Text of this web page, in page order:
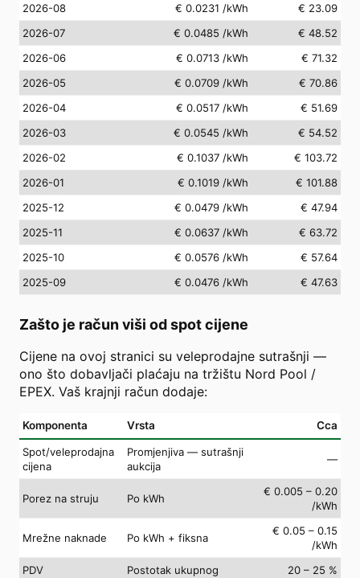
2026-08 € 0.0231 /kWh
€ 23.09
2026-07
€ 0.0485 /kWh
€ 48.52
2026-06
€ 0.0713 /kWh
€ 71.32
2026-05
€ 0.0709 /kWh
€ 70.86
2026-04
€ 0.0517 /kWh
€ 51.69
2026-03
€ 0.0545 /kWh
€ 54.52
2026-02
€ 0.1037 /kWh
€ 103.72
2026-01
€ 0.1019 /kWh
€ 101.88
2025-12
€ 0.0479 /kWh
€ 47.94
2025-11
€ 0.0637 /kWh
€ 63.72
2025-10
€ 0.0576 /kWh
€ 57.64
2025-09
€ 0.0476 /kWh € 47.63
Zašto je račun viši od spot cijene
Cijene na ovoj stranici su veleprodajne sutrašnji —
ono što dobavljači plaćaju na tržištu Nord Pool /
EPEX. Vaš krajnji račun dodaje:
Komponenta Vrsta Cca
Spot/veleprodajna
cijena
Promjenjiva — sutrašnji
aukcija
—
Porez na struju Po kWh
€ 0.005 – 0.20
/kWh
Mrežne naknade Po kWh + fiksna
€ 0.05 – 0.15
/kWh
PDV
Postotak ukupnog 20 – 25 %